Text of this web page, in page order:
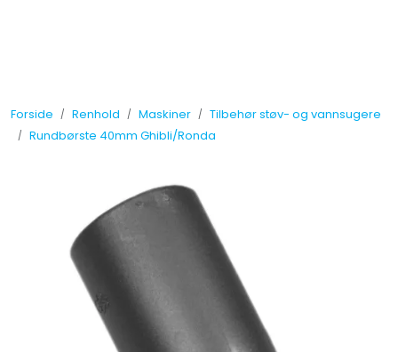
Forside Renhold Maskiner
Tilbehør støv- og vannsugere
Rundbørste 40mm Ghibli/Ronda
Måleinstrumenter
Renhold
Vinduspusseutstyr